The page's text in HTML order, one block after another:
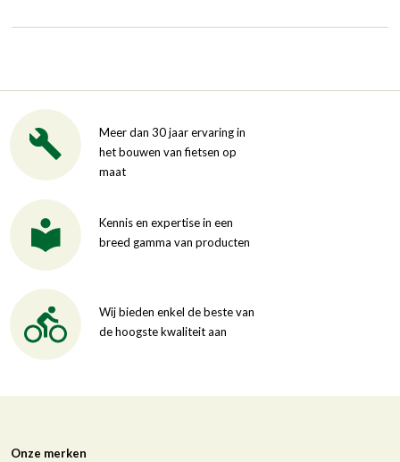
Meer dan 30 jaar ervaring in
het bouwen van fietsen op
maat
Kennis en expertise in een
breed gamma van producten
Wij bieden enkel de beste van
de hoogste kwaliteit aan
Onze merken